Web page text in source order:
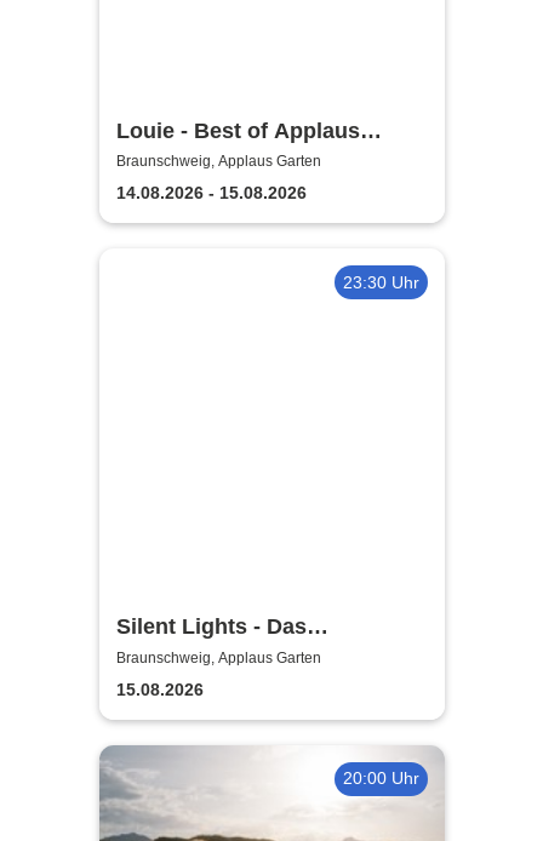
Louie - Best of Applaus
Garten
Braunschweig, Applaus Garten
14.08.2026 - 15.08.2026
23:30 Uhr
Silent Lights - Das
Mitternachtskonzert
Braunschweig, Applaus Garten
15.08.2026
20:00 Uhr